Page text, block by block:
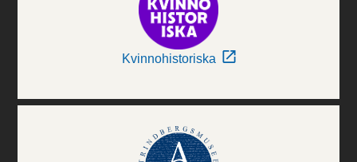
Kvinnohistoriska